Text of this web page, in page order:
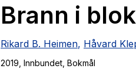
Yesteryear
Brann i
Rikard B. Heimen, Håvard
2019 , Innbundet , Bokmål